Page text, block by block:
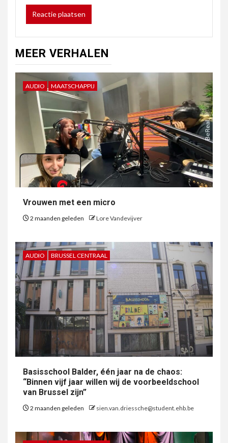
MEER VERHALEN
AUDIO MAATSCHAPPIJ
Vrouwen met een micro
2 maanden geleden Lore Vandevijver
AUDIO BRUSSEL CENTRAAL
Basisschool Balder, één jaar na de chaos:
“Binnen vijf jaar willen wij de voorbeeldschool
van Brussel zijn”
2 maanden geleden sien.van.driessche@student.ehb.be